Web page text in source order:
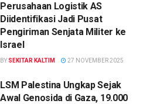
Perusahaan Logistik AS
Diidentifikasi Jadi Pusat
Pengiriman Senjata Militer ke
Israel
BY SEKITAR KALTIM 27 NOVEMBER 2025
LSM Palestina Ungkap Sejak
Awal Genosida di Gaza, 19.000